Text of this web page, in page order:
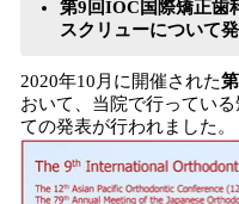
第9回IOC国際矯正歯
スクリューについて
2020年10月に開催された
おいて、当院で行ってい
ての発表が行われました。